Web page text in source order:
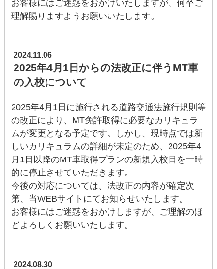
お客様にはご迷惑をおかけいたしますが、何卒ご
理解賜りますようお願いいたします。
2024.11.06
2025年4月1日からの法改正に伴うMT車
の入校について
2025年4月1日に施行される道路交通法施行規則等
の改正により、MT免許取得に必要なカリキュラ
ムが変更となる予定です。しかし、現時点では新
しいカリキュラムの詳細が未定のため、2025年4
月1日以降のMT車取得プランの新規入校日を一時
的に停止させていただきます。
今後の対応については、法改正の内容が確定次
第、当WEBサイトにてお知らせいたします。
お客様にはご迷惑をおかけしますが、ご理解のほ
どよろしくお願いいたします。
2024.08.30